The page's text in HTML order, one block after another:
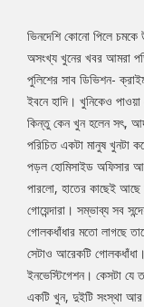
জানতে হলে
Tab
Article
ভিনদেশি কোনো পিলে চমকে
অসংখ্য খুনের খবর আমরা
পুলিশের সাব ডিভিশন-
ইবনে হাদি। খুনিকেও
কিন্তু কেন খুন হলেন সৎ,
পরিচিত একটা মানুষ খুনটা
পড়ল হোমিসাইড অফিসার
পারলো, হাতের কাছেই আছে
গোয়েন্দারা। সম্ভাব্য সব
গোলকধাঁধার মতো লাগছে
সেটাও আরেকটি
ইনভেস্টিগেশন। কেসটা
একটি খুন, দুইটি সংস্থা আর